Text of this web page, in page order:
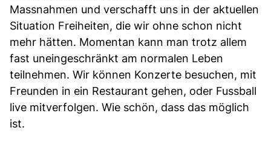
Massnahmen und verschafft uns in der aktuellen
Situation Freiheiten, die wir ohne schon nicht
mehr hätten. Momentan kann man trotz allem
fast uneingeschränkt am normalen Leben
teilnehmen. Wir können Konzerte besuchen, mit
Freunden in ein Restaurant gehen, oder Fussball
live mitverfolgen. Wie schön, dass das möglich
ist.